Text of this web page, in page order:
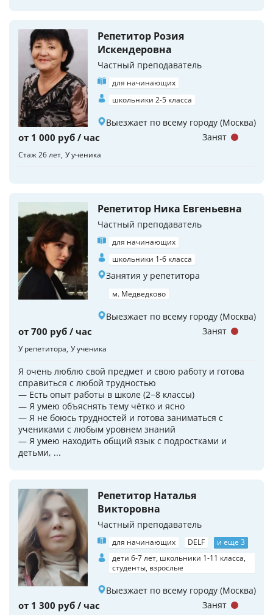
Репетитор Розия
Искендеровна
Частный преподаватель
для начинающих
школьники 2-5 класса
Выезжает по всему городу (Москва)
от 1 000 руб / час
Стаж 26 лет У ученика
Занят
Репетитор Ника Евгеньевна
Частный преподаватель
для начинающих
школьники 1-6 класса
Занятия у репетитора
м. Медведково
Выезжает по всему городу (Москва)
от 700 руб / час
У репетитора У ученика
Я очень люблю свой предмет и свою работу и готова
справиться с любой трудностью
— Есть опыт работы в школе (2−8 классы)
— Я умею объяснять тему чётко и ясно
— Я не боюсь трудностей и готова заниматься с
учениками с любым уровнем знаний
— Я умею находить общий язык с подростками и
детьми, ...
Занят
Репетитор Наталья
Викторовна
Частный преподаватель
для начинающих DELF
и еще 3
дети 6-7 лет, школьники 1-11 класса,
студенты, взрослые
Выезжает по всему городу (Москва)
от 1 300 руб / час Занят